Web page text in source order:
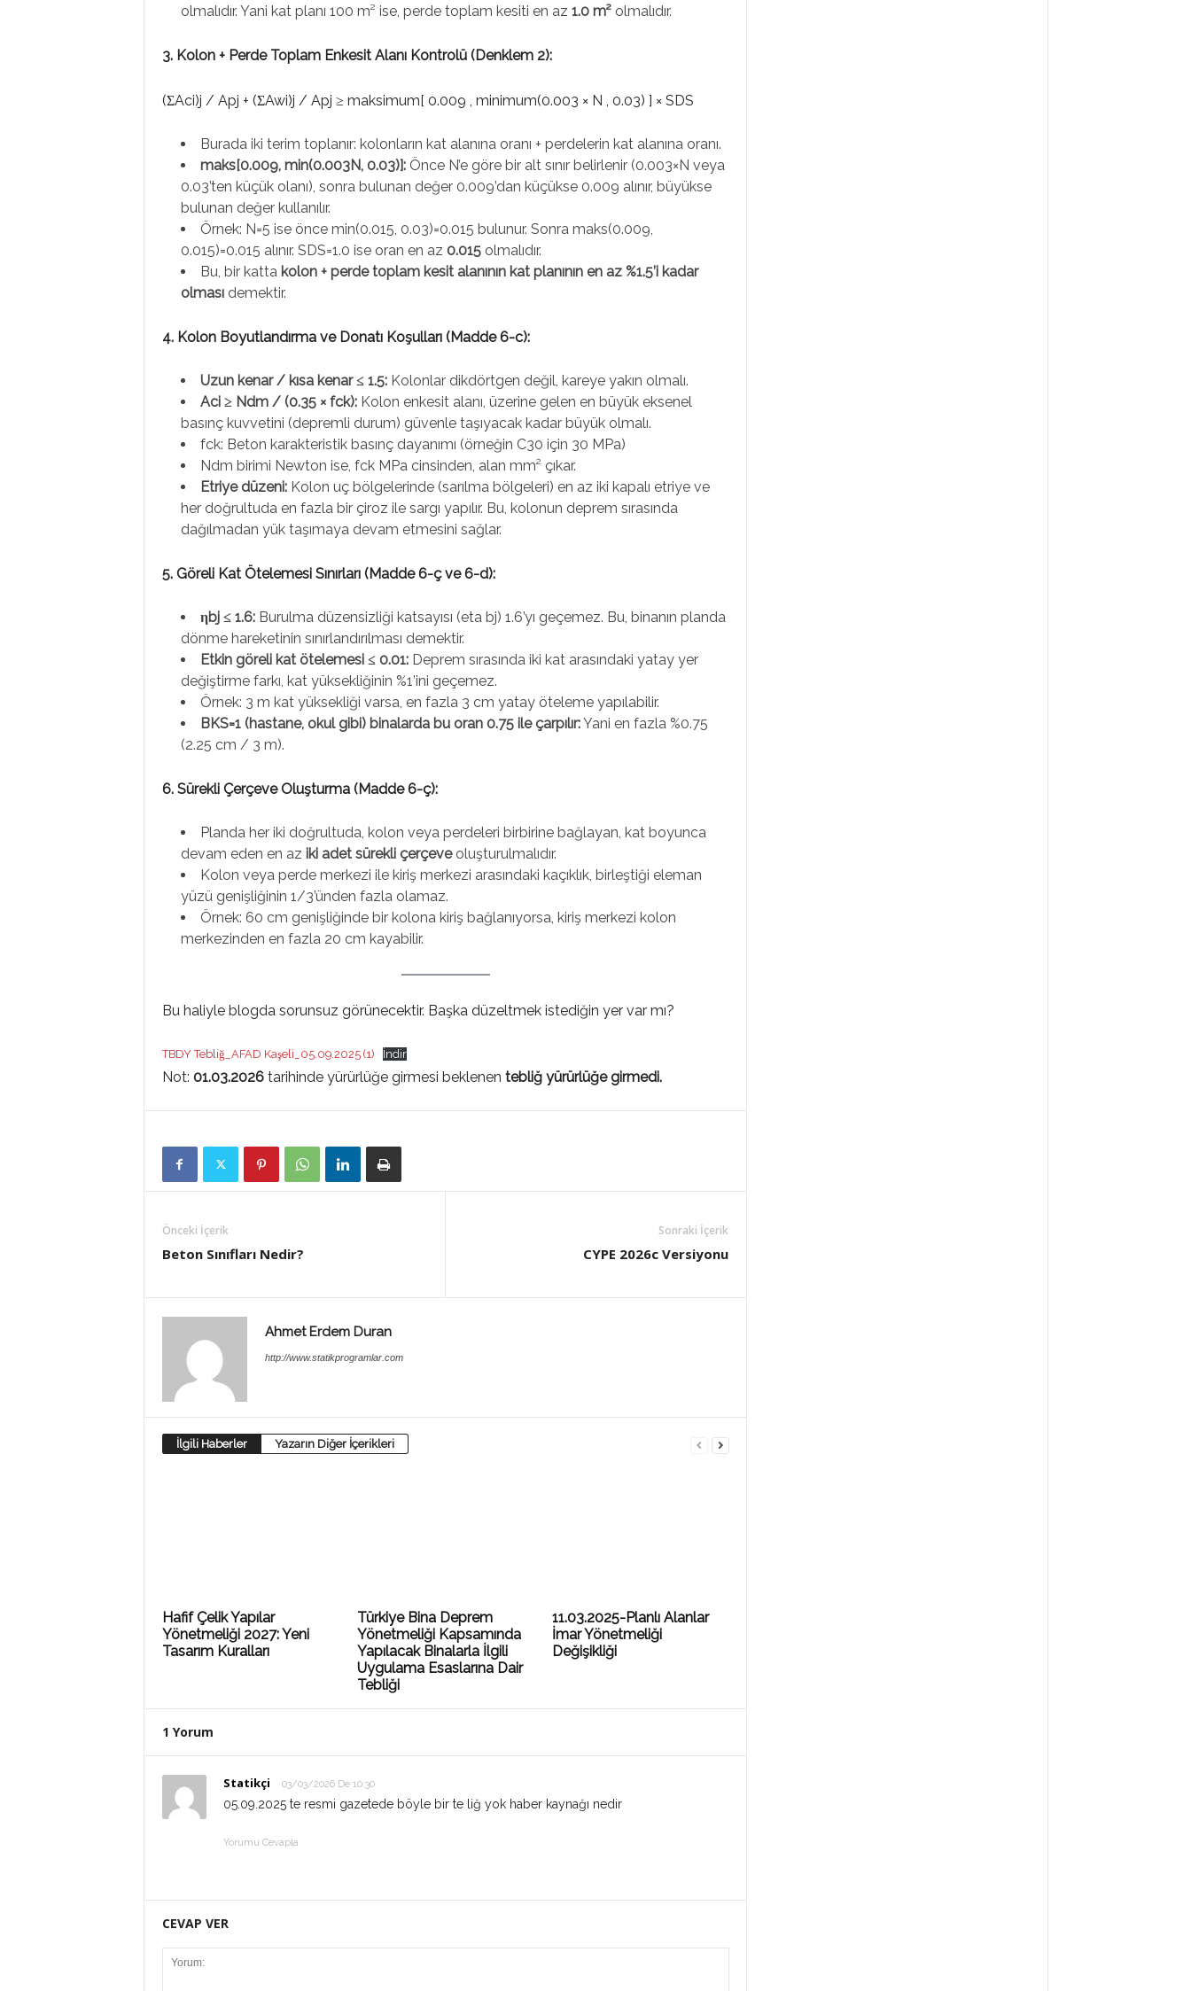
olmalıdır. Yani kat planı 100 m² ise, perde toplam kesiti en az 1.0 m²olmalıdır.
3. Kolon + Perde Toplam Enkesit Alanı Kontrolü (Denklem 2):
(ΣAci)j / Apj + (ΣAwi)j / Apj ≥ maksimum[ 0.009 , minimum(0.003 × N , 0.03) ] × SDS
Burada iki terim toplanır: kolonların kat alanına oranı + perdelerin kat alanına oranı.
maks[0.009, min(0.003N, 0.03)]:Önce N’e göre bir alt sınır belirlenir (0.003×N veya
0.03’ten küçük olanı), sonra bulunan değer 0.009’dan küçükse 0.009 alınır, büyükse
bulunan değer kullanılır.
Örnek: N=5 ise önce min(0.015, 0.03)=0.015 bulunur. Sonra maks(0.009,
0.015)=0.015 alınır. SDS=1.0 ise oran en az 0.015olmalıdır.
Bu, bir katta kolon + perde toplam kesit alanının kat planının en az %1.5’i kadar
olmasıdemektir.
4. Kolon Boyutlandırma ve Donatı Koşulları (Madde 6-c):
Uzun kenar / kısa kenar ≤ 1.5:Kolonlar dikdörtgen değil, kareye yakın olmalı.
Aci ≥ Ndm / (0.35 × fck):Kolon enkesit alanı, üzerine gelen en büyük eksenel
basınç kuvvetini (depremli durum) güvenle taşıyacak kadar büyük olmalı.
fck: Beton karakteristik basınç dayanımı (örneğin C30 için 30 MPa)
Ndm birimi Newton ise, fck MPa cinsinden, alan mm² çıkar.
Etriye düzeni:Kolon uç bölgelerinde (sarılma bölgeleri) en az iki kapalı etriye ve
her doğrultuda en fazla bir çiroz ile sargı yapılır. Bu, kolonun deprem sırasında
dağılmadan yük taşımaya devam etmesini sağlar.
5. Göreli Kat Ötelemesi Sınırları (Madde 6-ç ve 6-d):
ηbj ≤ 1.6:Burulma düzensizliği katsayısı (eta bj) 1.6’yı geçemez. Bu, binanın planda
dönme hareketinin sınırlandırılması demektir.
Etkin göreli kat ötelemesi ≤ 0.01:Deprem sırasında iki kat arasındaki yatay yer
değiştirme farkı, kat yüksekliğinin %1’ini geçemez.
Örnek: 3 m kat yüksekliği varsa, en fazla 3 cm yatay öteleme yapılabilir.
BKS=1 (hastane, okul gibi) binalarda bu oran 0.75 ile çarpılır:Yani en fazla %0.75
(2.25 cm / 3 m).
6. Sürekli Çerçeve Oluşturma (Madde 6-ç):
Planda her iki doğrultuda, kolon veya perdeleri birbirine bağlayan, kat boyunca
devam eden en az iki adet sürekli çerçeveoluşturulmalıdır.
Kolon veya perde merkezi ile kiriş merkezi arasındaki kaçıklık, birleştiği eleman
yüzü genişliğinin 1/3’ünden fazla olamaz.
Örnek: 60 cm genişliğinde bir kolona kiriş bağlanıyorsa, kiriş merkezi kolon
merkezinden en fazla 20 cm kayabilir.
Bu haliyle blogda sorunsuz görünecektir. Başka düzeltmek istediğin yer var mı?
TBDY Tebliğ_AFAD Kaşeli_05.09.2025 (1) İndir
Not: 01.03.2026tarihinde yürürlüğe girmesi beklenen tebliğ yürürlüğe girmedi.
Önceki İçerik
Beton Sınıfları Nedir?
Sonraki İçerik
CYPE 2026c Versiyonu
Ahmet Erdem Duran
http://www.statikprogramlar.com
İlgili Haberler Yazarın Diğer İçerikleri
Hafif Çelik Yapılar
Yönetmeliği 2027: Yeni
Tasarım Kuralları
Türkiye Bina Deprem
Yönetmeliği Kapsamında
Yapılacak Binalarla İlgili
Uygulama Esaslarına Dair
Tebliği
11.03.2025-Planlı Alanlar
İmar Yönetmeliği
Değişikliği
1 Yorum
Statikçi 03/03/2026 De 10:30
05.09.2025 te resmi gazetede böyle bir te liğ yok haber kaynağı nedir
Yorumu Cevapla
CEVAP VER